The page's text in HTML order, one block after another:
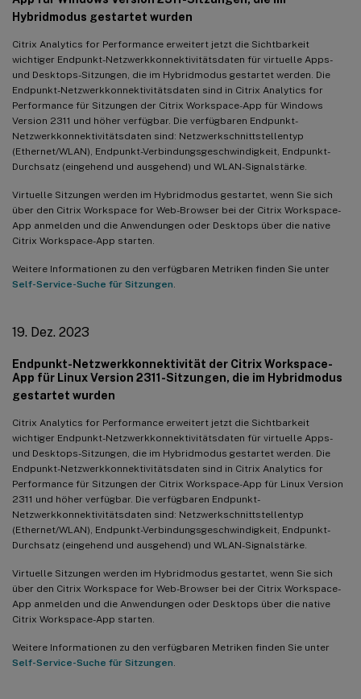
Hybridmodus gestartet wurden
Citrix Analytics for Performance erweitert jetzt die Sichtbarkeit
wichtiger Endpunkt-Netzwerkkonnektivitätsdaten für virtuelle Apps-
und Desktops-Sitzungen, die im Hybridmodus gestartet werden. Die
Endpunkt-Netzwerkkonnektivitätsdaten sind in Citrix Analytics for
Performance für Sitzungen der Citrix Workspace-App für Windows
Version 2311 und höher verfügbar. Die verfügbaren Endpunkt-
Netzwerkkonnektivitätsdaten sind: Netzwerkschnittstellentyp
(Ethernet/WLAN), Endpunkt-Verbindungsgeschwindigkeit, Endpunkt-
Durchsatz (eingehend und ausgehend) und WLAN-Signalstärke.
Virtuelle Sitzungen werden im Hybridmodus gestartet, wenn Sie sich
über den Citrix Workspace for Web-Browser bei der Citrix Workspace-
App anmelden und die Anwendungen oder Desktops über die native
Citrix Workspace-App starten.
Weitere Informationen zu den verfügbaren Metriken finden Sie unter
Self-Service-Suche für Sitzungen
19. Dez. 2023
Endpunkt-Netzwerkkonnektivität der Citrix Workspace-
App für Linux Version 2311-Sitzungen, die im Hybridmodus
gestartet wurden
Citrix Analytics for Performance erweitert jetzt die Sichtbarkeit
wichtiger Endpunkt-Netzwerkkonnektivitätsdaten für virtuelle Apps-
und Desktops-Sitzungen, die im Hybridmodus gestartet werden. Die
Endpunkt-Netzwerkkonnektivitätsdaten sind in Citrix Analytics for
Performance für Sitzungen der Citrix Workspace-App für Linux Version
2311 und höher verfügbar. Die verfügbaren Endpunkt-
Netzwerkkonnektivitätsdaten sind: Netzwerkschnittstellentyp
(Ethernet/WLAN), Endpunkt-Verbindungsgeschwindigkeit, Endpunkt-
Durchsatz (eingehend und ausgehend) und WLAN-Signalstärke.
Virtuelle Sitzungen werden im Hybridmodus gestartet, wenn Sie sich
über den Citrix Workspace for Web-Browser bei der Citrix Workspace-
App anmelden und die Anwendungen oder Desktops über die native
Citrix Workspace-App starten.
Weitere Informationen zu den verfügbaren Metriken finden Sie unter
Self-Service-Suche für Sitzungen
Benutzeranzahl in der Self-Service-Ansicht für Sitzungen
22. Mai 2023
Connector-Gateway PoP-Latenz
Erkannte Muster in Black-Hole-Maschinen-Insights
Warnungen bei anomaler Latenz basierend auf
benutzerspezifischen Baseline-Werten
28. Apr. 2023
Datenverfügbarkeit
Endpunkt-IP und -Name
13. Apr. 2023
04. Apr. 2023
Unterstützung für benutzerdefinierte Rollen für Citrix Cloud-
Administratorgruppen
20. Feb. 2023
Unterstützung für 100.000 Maschinen
01. Feb. 2023
Sichtbarkeit von ISP, Endpunkt-Verbindungsgeschwindigkeit
und Endpunkt-Standort
Maschinenlastindikator in der Self-Service-Ansicht für
02. Jan. 2023
Baseline-Insight zu Sitzungen mit anomaler Reaktionsfähigkeit
14. Dez. 2022